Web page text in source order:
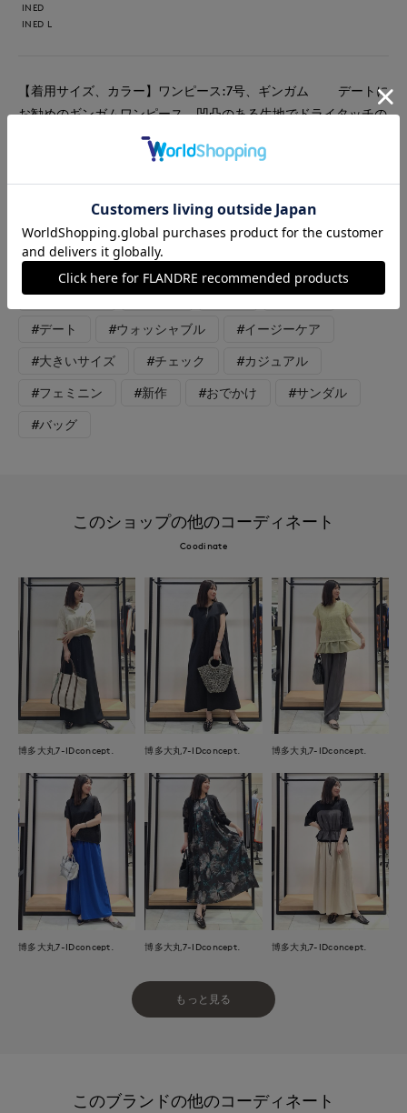
INED
INED L
【着用サイズ、カラー】ワンピース:7号、ギンガム デートに
お勧めのギンガムワンピース。凹凸のある生地でドライタッチの
さらっとした肌触り。シワになりにくく、長時間座っていても安
心。気になる二の腕も隠してくれるので、羽織要らずなのも嬉し
いポイントです！ウエストにはしっかり括れができて、スカート
部分はふんわり、女性らしいフェミニンなスタイルが作れます。
前開きデザインなので、パンツ合わせでカジュアルなSスタイル
もお勧めです。
#ワンピース #パンツ #休日 #女子会
#デート #ウォッシャブル #イージーケア
#大きいサイズ #チェック #カジュアル
#フェミニン #新作 #おでかけ #サンダル
#バッグ
このショップの他のコーディネート
Coodinate
博多大丸7-IDconcept. 博多大丸7-IDconcept. 博多大丸7-IDconcept.
博多大丸7-IDconcept. 博多大丸7-IDconcept. 博多大丸7-IDconcept.
もっと見る
このブランドの他のコーディネート